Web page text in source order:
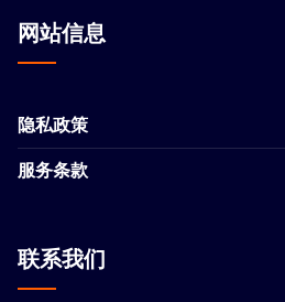
网站信息
隐私政策
服务条款
联系我们